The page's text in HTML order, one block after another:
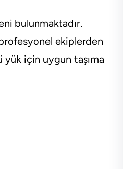
bulunmaktadır.
ekiplerden
yük için uygun taşıma